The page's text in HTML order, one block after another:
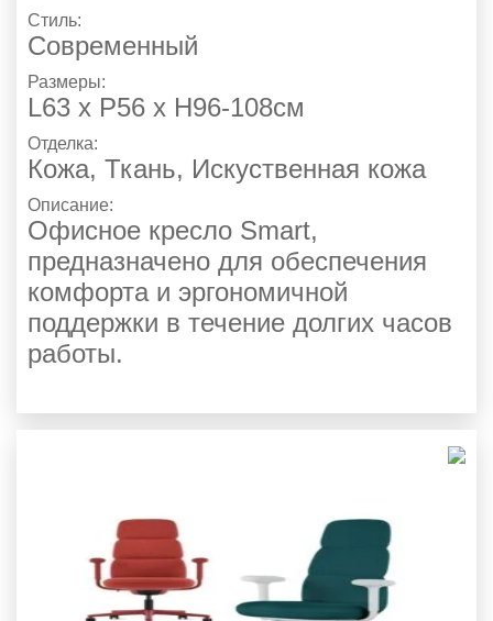
Стиль:
Современный
Размеры:
L63 x P56 x H96-108см
Отделка:
Кожа, Ткань, Искуственная кожа
Описание:
Офисное кресло Smart,
предназначено для обеспечения
комфорта и эргономичной
поддержки в течение долгих часов
работы.